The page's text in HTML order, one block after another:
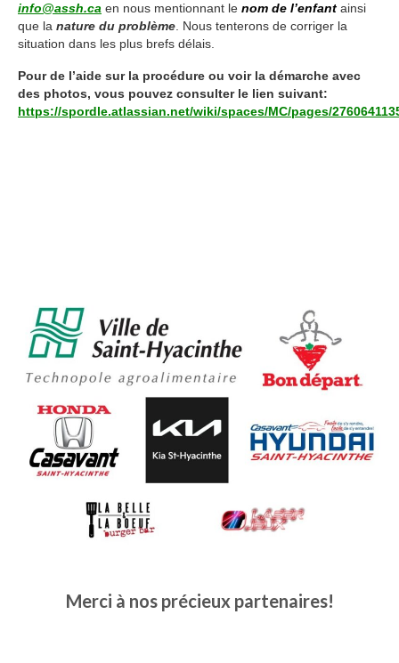
info@assh.ca en nous mentionnant le nom de l’enfant ainsi
que la nature du problème. Nous tenterons de corriger la
situation dans les plus brefs délais.
Pour de l’aide sur la procédure ou voir la démarche avec
des photos, vous pouvez consulter le lien suivant:
https://spordle.atlassian.net/wiki/spaces/MC/pages/
Merci à nos précieux partenaires!